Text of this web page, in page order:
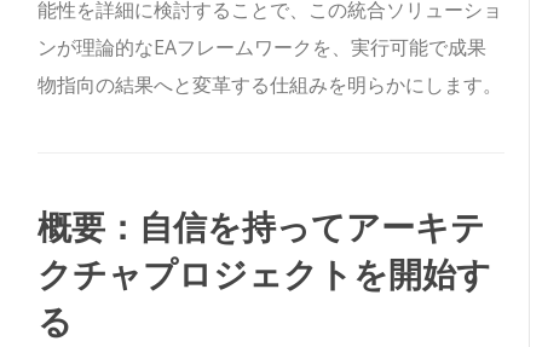
能性を詳細に検討することで、この統合ソリューショ
ンが理論的なEAフレームワークを、実行可能で成果
物指向の結果へと変革する仕組みを明らかにします。
概要：自信を持ってアーキテ
クチャプロジェクトを開始す
る